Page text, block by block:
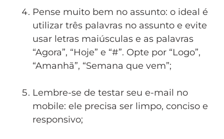
Pense muito bem no assunto: o ideal é
utilizar três palavras no assunto e evite
usar letras maiúsculas e as palavras
“Agora”, “Hoje” e “#”. Opte por “Logo”,
“Amanhã”, “Semana que vem”;
Lembre-se de testar seu e-mail no
mobile: ele precisa ser limpo, conciso e
responsivo;